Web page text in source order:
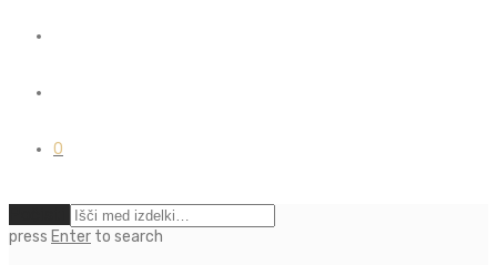
0
press Enter to search